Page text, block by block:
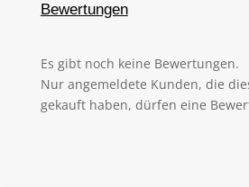
Bewertungen
Es gibt noch keine Bewertungen.
Nur angemeldete Kunden, die
gekauft haben, dürfen eine